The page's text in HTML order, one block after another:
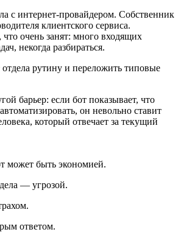
с интернет-провайдером. Собственник
клиентского сервиса.
что очень занят: много входящих
некогда разбираться.
рутину и переложить типовые
барьер: если бот показывает, что
он невольно ставит
который отвечает за текущий
может быть экономией.
— угрозой.
ответом.